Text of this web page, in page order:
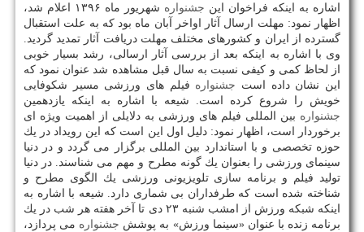
اشاره به اینكه فراخوان این جشنواره
شهریور ماه ۱۳۹۶ اعلام شد،
اظهار نمود: مهلت ارسال آثار اواخر آبان ماه بود كه به علت استقبال
گسترده از ایران و كشورهای مختلف مهلت دریافت آثار تمدید گردید.
وی با اشاره به اینكه بعد از بررسی آثار ارسالی، رشد بسیار خوبی
از لحاظ كمی و كیفی نسبت به سال قبل مشاهده شد عنوان نمود كه
این نشان داده است جشنواره فیلم های ورزشی مسیر شكوفایی
خویش را شروع كرده است. شیعه با اشاره به اینكه یازدهمین
جشنواره بین المللی فیلم های ورزشی به دلایلی از اهمیت ویژه ای
برخوردار است، اظهار نمود: دلیل اول این است كه این رویداد در یك
حوزه تخصصی و با استاندارد بین المللی برگزار می گردد و در دنیا
سینمای ورزشی را بعنوان یك گونه مطرح و مهم می شناسند. در دنیا
تولید فیلم و برنامه سازی تلویزیونی ورزشی یك الگوی مطرح و
شناخته شده است كه طرفداران بی شماری دارد. شیعه با اشاره به
اینكه شبكه ورزش از امشب شنبه ۲۳ دی تا آخر هفته هر شب در یك
برنامه زنده با عنوان «سینما ورزش» به پوشش جشنواره می پردازد،